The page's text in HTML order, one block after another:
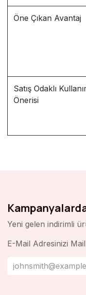
Öne Çıkan Avantaj
Satış Odaklı
Önerisi
Yeni gelen indirimli
E-Mail Adresinizi